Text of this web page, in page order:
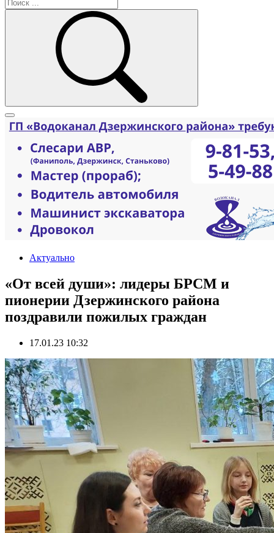
Актуально
«От всей души»: лидеры БРСМ и
пионерии Дзержинского района
поздравили пожилых граждан
17.01.23 10:32